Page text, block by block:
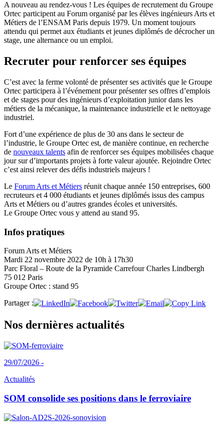
A nouveau au rendez-vous ! Les équipes de recrutement du Groupe
Ortec participent au Forum organisé par les élèves ingénieurs Arts et
Métiers de l’ENSAM Paris depuis 1979. Un moment toujours
attendu qui permet aux étudiants et jeunes diplômés de décrocher un
stage, une alternance ou un emploi.
Recruter pour renforcer ses équipes
C’est avec la ferme volonté de présenter ses activités que le Groupe
Ortec participera à l’événement pour présenter ses offres d’emplois
et de stages pour des ingénieurs d’exploitation junior dans les
métiers de la mécanique, la maintenance industrielle et le nettoyage
industriel.
Fort d’une expérience de plus de 30 ans dans le secteur de
l’industrie, le Groupe Ortec est, de manière continue, en recherche
de nouveaux talents afin de renforcer ses équipes mobilisées chaque
jour sur d’importants projets à forte valeur ajoutée. Rejoindre Ortec
c’est ainsi relever des défis industriels majeurs !
Le Forum Arts et Métiers réunit chaque année 150 entreprises, 600
recruteurs et 4 000 étudiants et jeunes diplômés issus des campus
Arts et Métiers ou d’autres grandes écoles et universités.
Le Groupe Ortec vous y attend au stand 95.
Infos pratiques
Forum Arts et Métiers
Mardi 22 novembre 2022 de 10h à 17h30
Parc Floral – Route de la Pyramide Carrefour Charles Lindbergh
75 012 Paris
Groupe Ortec : stand 95
Partager :
Nos dernières actualités
29/07/2026 -
Actualités
SOM consolide ses positions dans le ferroviaire